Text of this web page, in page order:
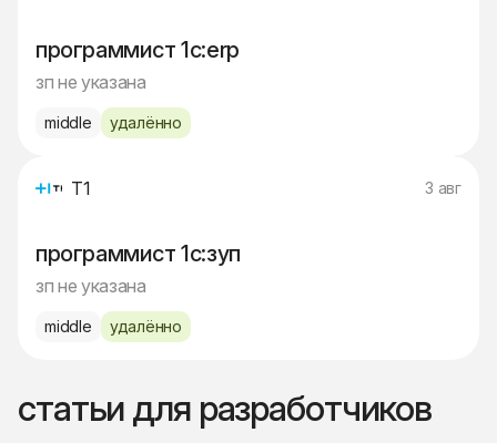
программист 1с:erp
зп не указана
middle удалённо
Т1 3 авг
программист 1с:зуп
зп не указана
middle удалённо
статьи для разработчиков